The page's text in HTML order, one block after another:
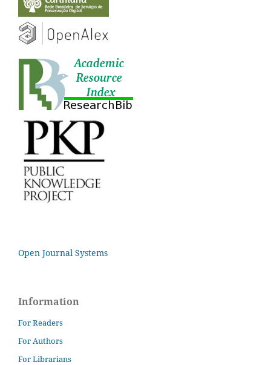
Open Journal Systems
Information
For Readers
For Authors
For Librarians